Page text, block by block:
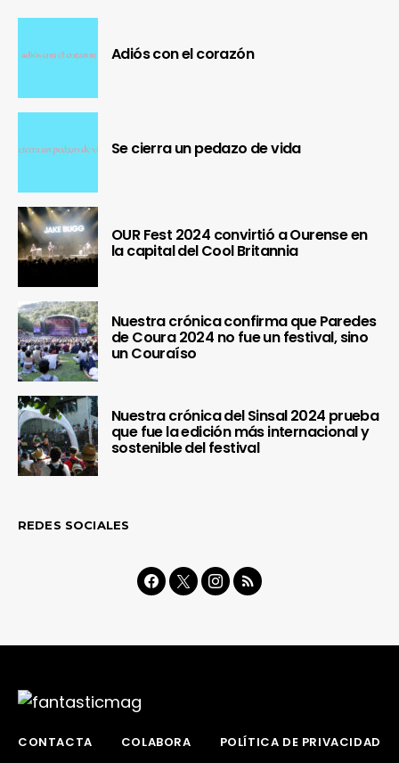
Adiós con el corazón
Se cierra un pedazo de vida
OUR Fest 2024 convirtió a Ourense en
la capital del Cool Britannia
Nuestra crónica confirma que Paredes
de Coura 2024 no fue un festival, sino
un Couraíso
Nuestra crónica del Sinsal 2024 prueba
que fue la edición más internacional y
sostenible del festival
REDES SOCIALES
CONTACTA COLABORA POLÍTICA DE PRIVACIDAD